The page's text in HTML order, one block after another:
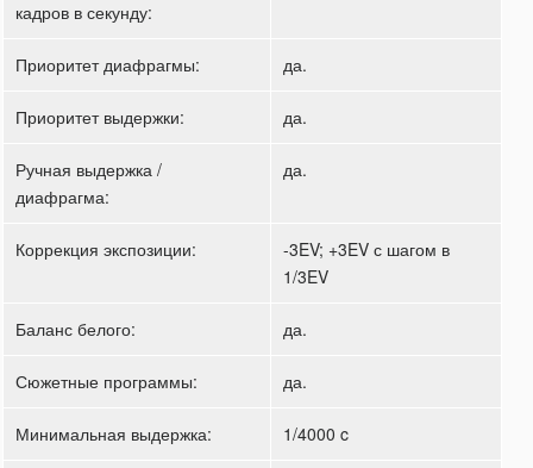
кадров в секунду:
Приоритет диафрагмы: да.
Приоритет выдержки: да.
Ручная выдержка /
диафрагма:
да.
Коррекция экспозиции:
-3EV; +3EV с шагом в
1/3EV
Баланс белого: да.
Сюжетные программы: да.
Минимальная выдержка: 1/4000 c